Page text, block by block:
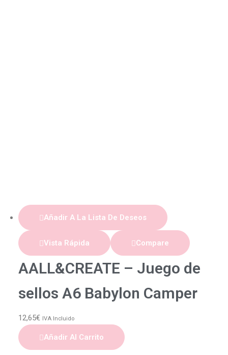
Añadir A La Lista De Deseos
Vista Rápida Compare
AALL&CREATE – Juego de
sellos A6 Babylon Camper
12,65€ IVA Incluido
Añadir Al Carrito